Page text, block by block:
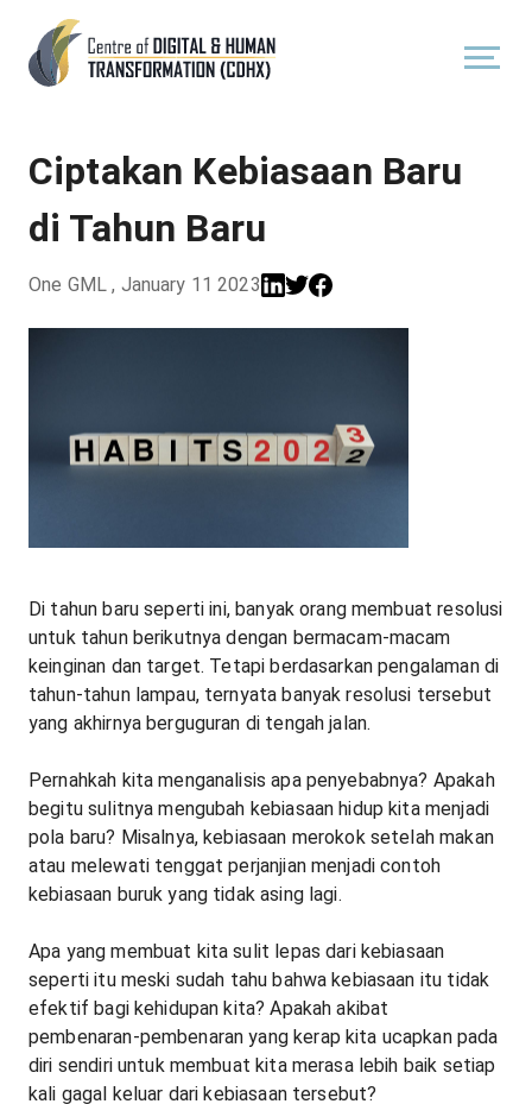
Ciptakan Kebiasaan Baru
di Tahun Baru
One GML , January 11 2023
Di tahun baru seperti ini, banyak orang membuat resolusi
untuk tahun berikutnya dengan bermacam-macam
keinginan dan target. Tetapi berdasarkan pengalaman di
tahun-tahun lampau, ternyata banyak resolusi tersebut
yang akhirnya berguguran di tengah jalan.
Pernahkah kita menganalisis apa penyebabnya? Apakah
begitu sulitnya mengubah kebiasaan hidup kita menjadi
pola baru? Misalnya, kebiasaan merokok setelah makan
atau melewati tenggat perjanjian menjadi contoh
kebiasaan buruk yang tidak asing lagi.
Apa yang membuat kita sulit lepas dari kebiasaan
seperti itu meski sudah tahu bahwa kebiasaan itu tidak
efektif bagi kehidupan kita? Apakah akibat
pembenaran-pembenaran yang kerap kita ucapkan pada
diri sendiri untuk membuat kita merasa lebih baik setiap
kali gagal keluar dari kebiasaan tersebut?